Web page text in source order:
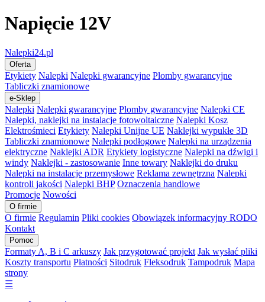
Napięcie 12V
Nalepki24.pl
Oferta
Etykiety Nalepki Nalepki gwarancyjne Plomby gwarancyjne
Tabliczki znamionowe
e-Sklep
Nalepki Nalepki gwarancyjne Plomby gwarancyjne Nalepki CE
Nalepki, naklejki na instalacje fotowoltaiczne Nalepki Kosz
Elektrośmieci Etykiety Nalepki Unijne UE Naklejki wypukłe 3D
Tabliczki znamionowe Nalepki podłogowe Nalepki na urządzenia
elektryczne Naklejki ADR Etykiety logistyczne Nalepki na dźwigi i
windy Naklejki - zastosowanie Inne towary Naklejki do druku
Nalepki na instalacje przemysłowe Reklama zewnętrzna Nalepki
kontroli jakości Nalepki BHP Oznaczenia handlowe
Promocje Nowości
O firmie
O firmie Regulamin Pliki cookies Obowiązek informacyjny RODO
Kontakt
Pomoc
Formaty A, B i C arkuszy Jak przygotować projekt Jak wysłać pliki
Koszty transportu Płatności Sitodruk Fleksodruk Tampodruk Mapa
strony
☰